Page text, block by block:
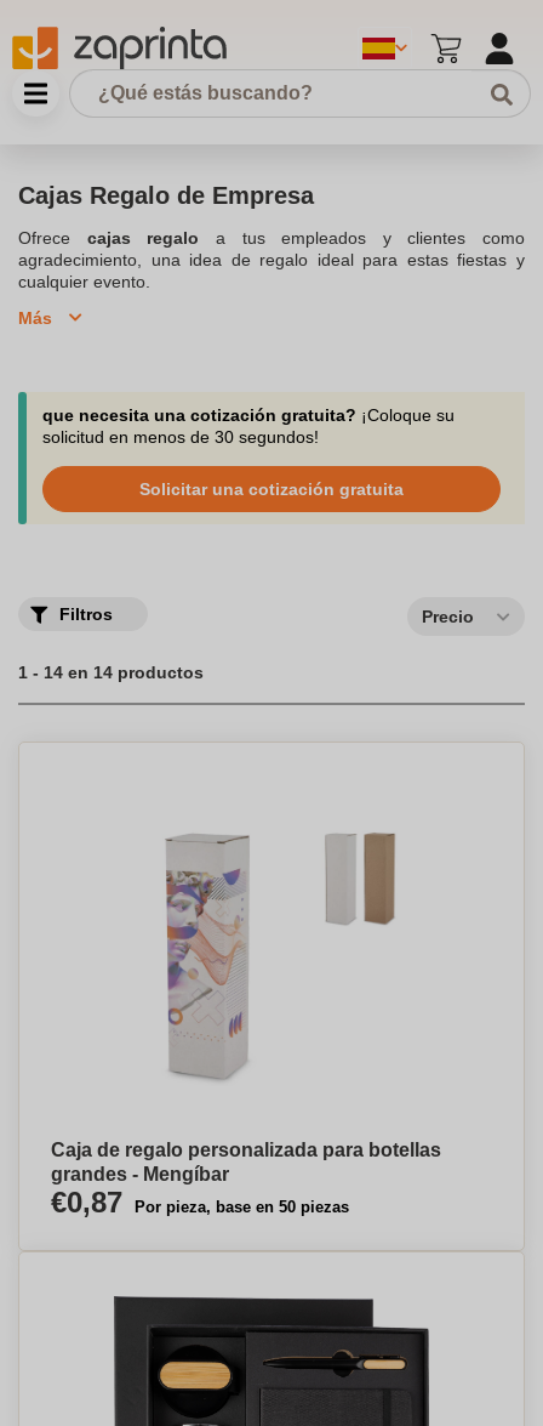
Cajas Regalo de Empresa
Ofrece cajas regalo a tus empleados y clientes como
agradecimiento, una idea de regalo ideal para estas fiestas y
cualquier evento.
Más
que necesita una cotización gratuita? ¡Coloque su
solicitud en menos de 30 segundos!
Solicitar una cotización gratuita
Filtros Precio
1 - 14 en 14 productos
Caja de regalo personalizada para botellas
grandes - Mengíbar
€0,87 Por pieza, base en 50 piezas